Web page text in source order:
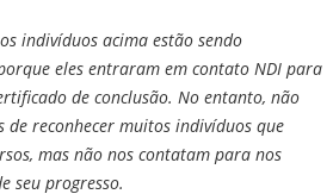
indivíduos acima estão sendo
eles entraram em contato NDI para
de conclusão. No entanto, não
de reconhecer muitos indivíduos que
mas não nos contatam para nos
seu progresso.